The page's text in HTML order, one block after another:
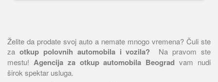
Želite da prodate svoj auto a nemate mnogo vremena? Čuli ste
za otkup polovnih automobila i vozila? Na pravom ste
mestu! Agencija za otkup automobila Beograd vam nudi
širok spektar usluga.